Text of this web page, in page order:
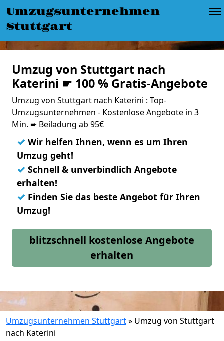
Umzugsunternehmen
Stuttgart
Umzug von Stuttgart nach
Katerini ☛ 100 % Gratis-Angebote
Umzug von Stuttgart nach Katerini : Top-
Umzugsunternehmen - Kostenlose Angebote in 3
Min. ➨ Beiladung ab 95€
✓ Wir helfen Ihnen, wenn es um Ihren
Umzug geht!
✓ Schnell & unverbindlich Angebote
erhalten!
✓ Finden Sie das beste Angebot für Ihren
Umzug!
blitzschnell kostenlose Angebote
erhalten
Umzugsunternehmen Stuttgart» Umzug von Stuttgart
nach Katerini